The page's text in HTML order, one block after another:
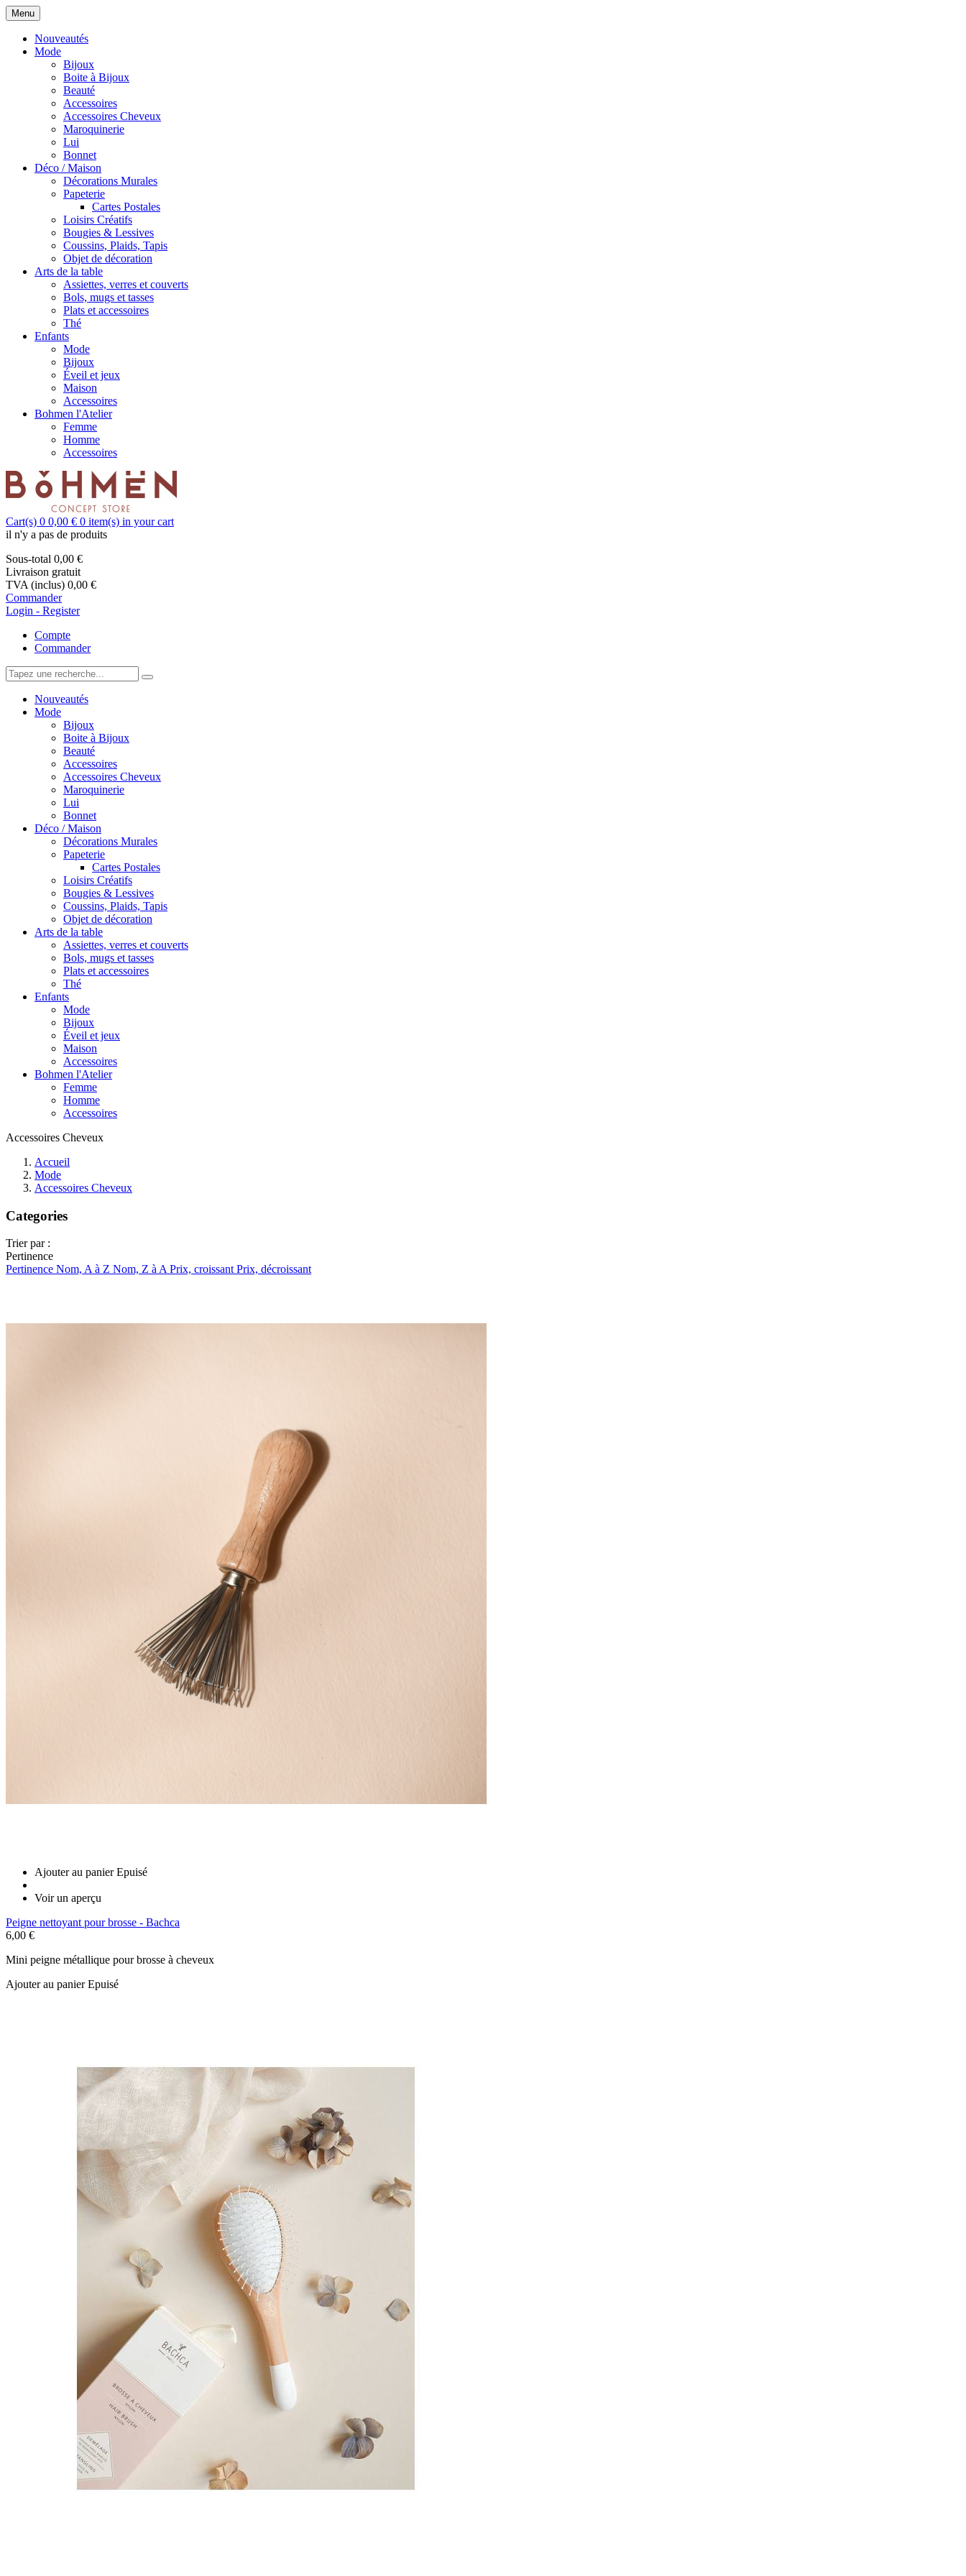
Menu
Nouveautés
Mode
Bijoux
Boite à Bijoux
Beauté
Accessoires
Accessoires Cheveux
Maroquinerie
Lui
Bonnet
Déco / Maison
Décorations Murales
Papeterie
Cartes Postales
Loisirs Créatifs
Bougies & Lessives
Coussins, Plaids, Tapis
Objet de décoration
Arts de la table
Assiettes, verres et couverts
Bols, mugs et tasses
Plats et accessoires
Thé
Enfants
Mode
Bijoux
Éveil et jeux
Maison
Accessoires
Bohmen l'Atelier
Femme
Homme
Accessoires
Cart(s) 0 0,00 € 0 item(s) in your cart
il n'y a pas de produits
Sous-total 0,00 €
Livraison gratuit
TVA (inclus) 0,00 €
Commander
Login - Register
Compte
Commander
Nouveautés
Mode
Bijoux
Boite à Bijoux
Beauté
Accessoires
Accessoires Cheveux
Maroquinerie
Lui
Bonnet
Déco / Maison
Décorations Murales
Papeterie
Cartes Postales
Loisirs Créatifs
Bougies & Lessives
Coussins, Plaids, Tapis
Objet de décoration
Arts de la table
Assiettes, verres et couverts
Bols, mugs et tasses
Plats et accessoires
Thé
Enfants
Mode
Bijoux
Éveil et jeux
Maison
Accessoires
Bohmen l'Atelier
Femme
Homme
Accessoires
Accessoires Cheveux
Accueil
Mode
Accessoires Cheveux
Categories
Trier par :
Pertinence
Pertinence Nom, A à Z Nom, Z à APrix, croissantPrix, décroissant
Ajouter au panier Epuisé
Voir un aperçu
Peigne nettoyant pour brosse - Bachca
6,00 €
Mini peigne métallique pour brosse à cheveux
Ajouter au panierEpuisé